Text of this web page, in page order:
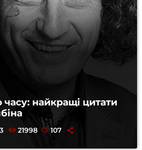
часу: найкращі цитати
21998 107